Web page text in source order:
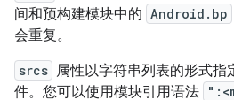
间和预构建模块中的 Android.bp
会重复。
srcs 属性以字符串列表的形式指
件。您可以使用模块引用语法